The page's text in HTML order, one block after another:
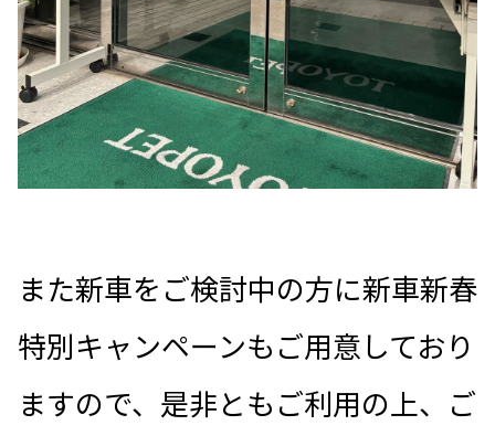
また新車をご検討中の方に新車新春
特別キャンペーンもご用意しており
ますので、是非ともご利用の上、ご